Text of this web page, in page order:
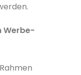
Werbe-